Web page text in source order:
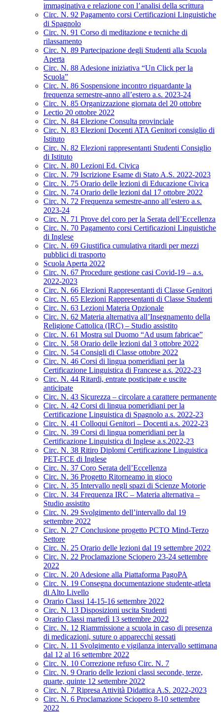
immaginativa e relazione con l’analisi della scrittura
Circ. N. 92 Pagamento corsi Certificazioni Linguistiche
di Spagnolo
Circ. N. 91 Corso di meditazione e tecniche di
rilassamento
Circ. N. 89 Partecipazione degli Studenti alla Scuola
Aperta
Circ. N. 88 Adesione iniziativa “Un Click per la
Scuola”
Circ. N. 86 Sospensione incontro riguardante la
frequenza semestre-anno all’estero a.s. 2023-24
Circ. N. 85 Organizzazione giornata del 20 ottobre
Lectio 20 ottobre 2022
Circ. N. 84 Elezione Consulta provinciale
Circ. N. 83 Elezioni Docenti ATA Genitori consiglio di
Istituto
Circ. N. 82 Elezioni rappresentanti Studenti Consiglio
di Istituto
Circ. N. 80 Lezioni Ed. Civica
Circ. N. 79 Iscrizione Esame di Stato A.S. 2022-2023
Circ. N. 75 Orario delle lezioni di Educazione Civica
Circ. N. 74 Orario delle lezioni dal 17 ottobre 2022
Circ. N. 72 Frequenza semestre-anno all’estero a.s.
2023-24
Circ. N. 71 Prove del coro per la Serata dell’Eccellenza
Circ. N. 70 Pagamento corsi Certificazioni Linguistiche
di Inglese
Circ. N. 69 Giustifica cumulativa ritardi per mezzi
pubblici di trasporto
Scuola Aperta 2022
Circ. N. 67 Procedure gestione casi Covid-19 – a.s.
2022-2023
Circ. N. 66 Elezioni Rappresentanti di Classe Genitori
Circ. N. 65 Elezioni Rappresentanti di Classe Studenti
Circ. N. 63 Lezioni Materia Opzionale
Circ. N. 62 Materia alternativa all’Insegnamento della
Religione Cattolica (IRC) – Studio assistito
Circ. N. 61 Mostra sul Duomo “Ad usum fabricae”
Circ. N. 58 Orario delle lezioni dal 3 ottobre 2022
Circ. N. 54 Consigli di Classe ottobre 2022
Circ. N. 46 Corsi di lingua pomeridiani per la
Certificazione Linguistica di Francese a.s. 2022-23
Circ. N. 44 Ritardi, entrate posticipate e uscite
anticipate
Circ. N. 43 Sicurezza – circolare a carattere permanente
Circ. N. 42 Corsi di lingua pomeridiani per la
Certificazione Linguistica di Spagnolo a.s. 2022-23
Circ. N. 41 Colloqui Genitori – Docenti a.s. 2022-23
Circ. N. 39 Corsi di lingua pomeridiani per la
Certificazione Linguistica di Inglese a.s.2022-23
Circ. N. 38 Ritiro Diplomi Certificazione Linguistica
PET-FCE di Inglese
Circ. N. 37 Coro Serata dell’Eccellenza
Circ. N. 36 Progetto Ritorneamo in gioco
Circ. N. 35 Intervallo negli spazi di Scienze Motorie
Circ. N. 34 Frequenza IRC – Materia alternativa –
Studio assistito
Circ. N. 29 Svolgimento dell’intervallo dal 19
settembre 2022
Circ. N. 27 Conclusione progetto PCTO Mind-Terzo
Settore
Circ. N. 25 Orario delle lezioni dal 19 settembre 2022
Circ. N. 22 Proclamazione Sciopero 23-24 settembre
2022
Circ. N. 20 Adesione alla Piattaforma PagoPA
Circ. N. 19 Consegna documentazione studente-atleta
di Alto Livello
Orario Classi 14-15-16 settembre 2022
Circ. N. 13 Disposizioni uscita Studenti
Orario Classi martedì 13 settembre 2022
Circ. N. 12 Riammissione a scuola in caso di presenza
di medicazioni, suture o apparecchi gessati
Circ. N. 11 Svolgimento e vigilanza intervallo settimana
dal 12 al 16 settembre 2022
Circ. N. 10 Correzione refuso Circ. N. 7
Circ. N. 9 Orario delle lezioni classi seconde, terze,
quarte, quinte 12 settembre 2022
Circ. N. 7 Ripresa Attività Didattica A.S. 2022-2023
Circ. N. 6 Proclamazione Sciopero 8-10 settembre
2022